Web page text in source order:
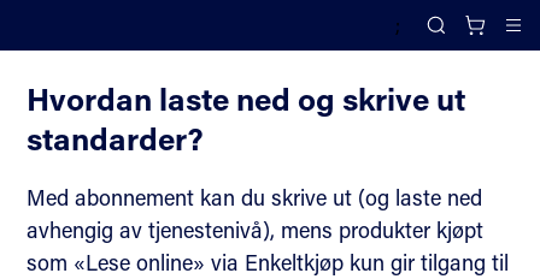
;
Search
Hvordan laste ned og skrive ut
standarder?
Med abonnement kan du skrive ut (og laste ned
avhengig av tjenestenivå), mens produkter kjøpt
som «Lese online» via Enkeltkjøp kun gir tilgang til